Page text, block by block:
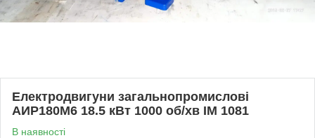
Електродвигуни загальнопромислові
АИР180М6 18.5 кВт 1000 об/хв ІМ 1081
В наявності